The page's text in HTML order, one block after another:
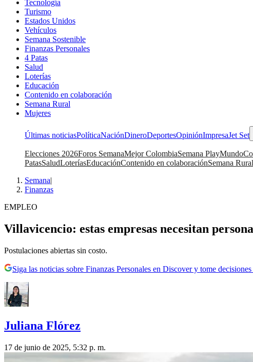
Tecnología
Turismo
Estados Unidos
Vehículos
Semana Sostenible
Finanzas Personales
4 Patas
Salud
Loterías
Educación
Contenido en colaboración
Semana Rural
Mujeres
Últimas noticiasPolíticaNaciónDineroDeportesOpiniónImpresaJet Set
Elecciones 2026Foros SemanaMejor ColombiaSemana PlayMundo
PatasSaludLoteríasEducaciónContenido en colaboraciónSemana Rural
Semana|
Finanzas
EMPLEO
Villavicencio: estas empresas necesitan
Postulaciones abiertas sin costo.
Siga las noticias sobre Finanzas Personales en Discover y tome
Juliana Flórez
17 de junio de 2025, 5:32 p. m.